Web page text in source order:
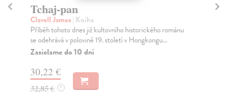
Tchaj-pan
Clavell James| Kniha
Příběh tohoto dnes již kultovního historického románu
se odehrává v polovině 19. století v Hongkongu...
Zasielame do 10 dní
30,22 €
32,85 € ?